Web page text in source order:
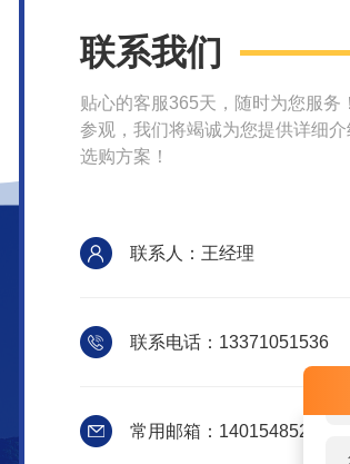
联系我们
贴心的客服365天，随时为您服务
参观，我们将竭诚为您提供详细
选购方案！
联系人：王经理
联系电话：13371051536
常用邮箱：